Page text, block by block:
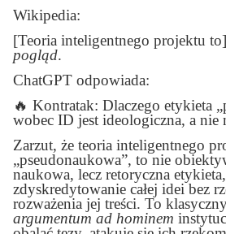
Wikipedia:
[Teoria inteligentnego projektu
pogląd.
ChatGPT odpowiada:
🔥 Kontratak: Dlaczego etykieta
wobec ID jest ideologiczna, a nie
Zarzut, że teoria inteligentnego
„pseudonaukowa”, to nie
naukowa, lecz retoryczna
zdyskredytowanie całej idei bez
rozważenia jej treści. To
argumentum ad hominem